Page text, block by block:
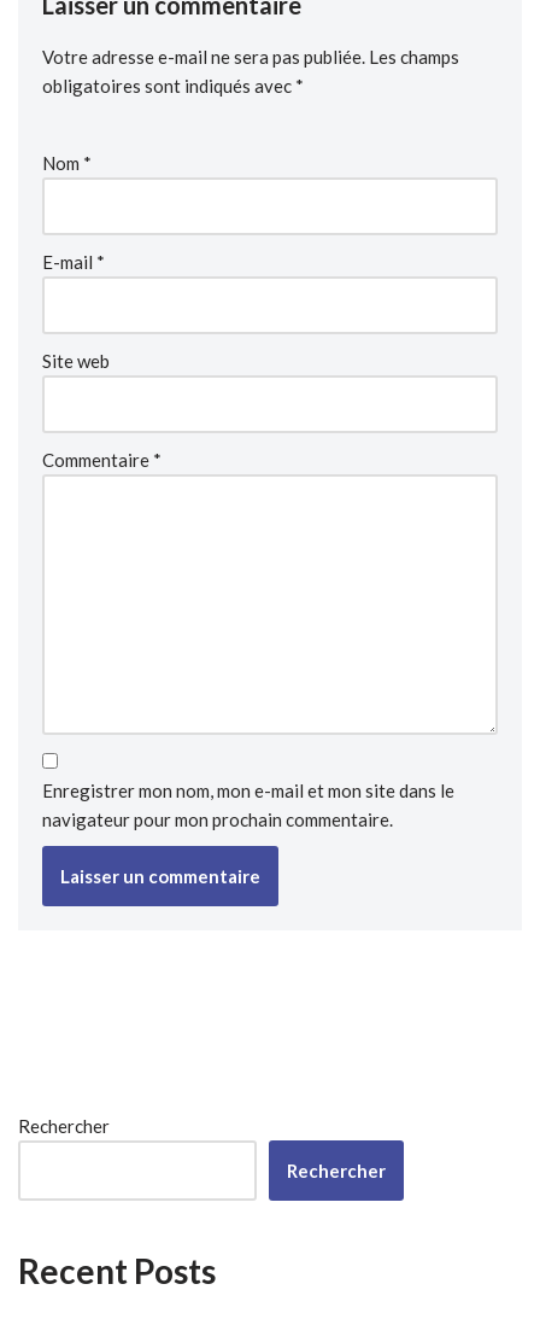
Votre adresse e-mail ne sera pas publiée. Les champs
obligatoires sont indiqués avec *
Nom *
E-mail *
Site web
Commentaire *
Enregistrer mon nom, mon e-mail et mon site dans le
navigateur pour mon prochain commentaire.
Rechercher
Rechercher
Recent Posts